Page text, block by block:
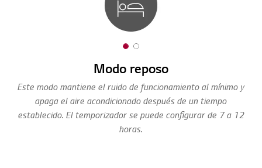
Modo reposo
Este modo mantiene el ruido de funcionamiento al mínimo y
apaga el aire acondicionado después de un tiempo
establecido. El temporizador se puede configurar de 7 a 12
horas.
1
o
2
2
o
2